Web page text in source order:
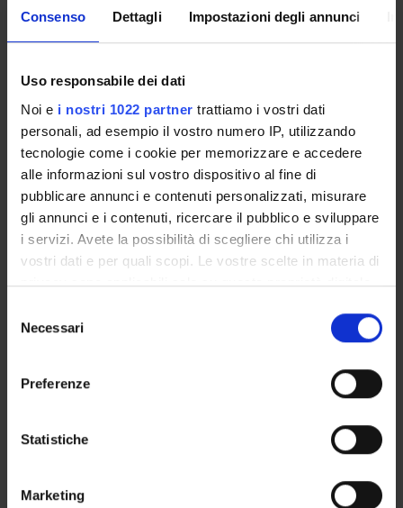
Consenso Dettagli Impostazioni degli annunci
Uso responsabile dei dati
Noi e i nostri 1022 partner trattiamo i vostri dati
personali, ad esempio il vostro numero IP, utilizzando
tecnologie come i cookie per memorizzare e accedere
alle informazioni sul vostro dispositivo al fine di
pubblicare annunci e contenuti personalizzati, misurare
gli annunci e i contenuti, ricercare il pubblico e sviluppare
i servizi. Avete la possibilità di scegliere chi utilizza i
vostri dati e per quali scopi. Le vostre scelte in materia di
privacy sono applicabili solo su questa proprietà digitale
modificare o revocare il proprio consenso in qualsiasi
momento dalla Dichiarazione sui cookie o facendo clic
raccogliere informazioni sulla tua posizione
geografica, con un'approssimazione di qualche
Identificare il tuo dispositivo, scansionandolo
delNecessari
Preferenze
Statistiche
Marketing
ASSIGNMENTS
ORGANISATION
GOVERNANCE
DEPARTMENT ADMINISTRATION OFFICES
STUDENT ADMINISTRATION OFFICES
SPIN OFF AND COMPANIES
People